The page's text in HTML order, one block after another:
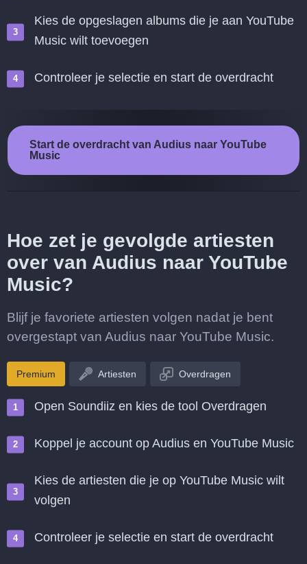
Kies de opgeslagen albums die je aan YouTube
Music wilt toevoegen
Controleer je selectie en start de overdracht
Start de overdracht van Audius naar YouTube
Music
Hoe zet je gevolgde artiesten
over van Audius naar YouTube
Music?
Blijf je favoriete artiesten volgen nadat je bent
overgestapt van Audius naar YouTube Music.
Premium Artiesten Overdragen
Open Soundiiz en kies de tool Overdragen
Koppel je account op Audius en YouTube Music
Kies de artiesten die je op YouTube Music wilt
volgen
Controleer je selectie en start de overdracht